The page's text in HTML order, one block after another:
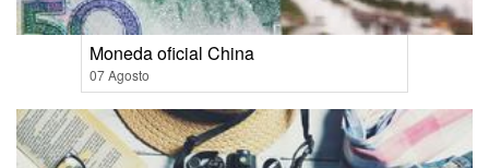
Moneda oficial China
07 Agosto